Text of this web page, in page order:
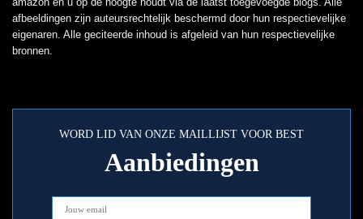
afbeeldingen zijn auteursrechtelijk beschermd door hun respectievelijke
eigenaren. Alle geciteerde inhoud is afgeleid van hun respectievelijke
bronnen.
WORD LID VAN ONZE MAILLIJST VOOR BEST
Aanbiedingen